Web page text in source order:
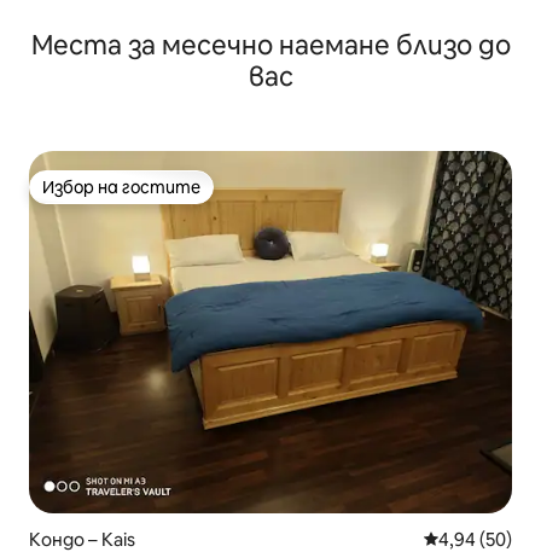
Места за месечно наемане близо до
вас
Избор на гостите
Избор на гостите
Кондо – Kais Средна
4,94 (50)